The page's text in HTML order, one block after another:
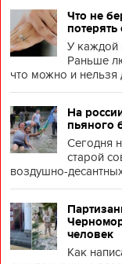
Что не
потерять
У каждой
Раньше
что можно и нельзя
На
пьяного
Сегодня
старой
воздушно-
человек
Как